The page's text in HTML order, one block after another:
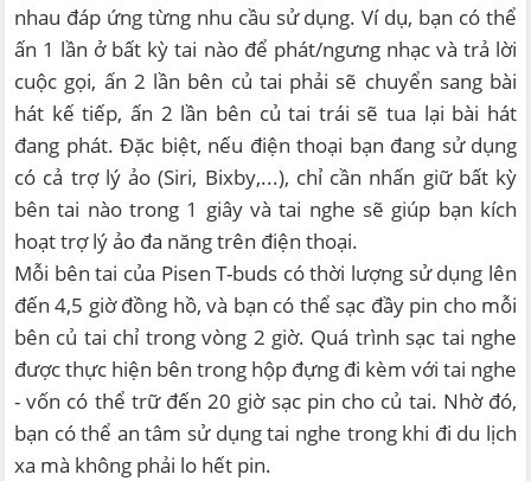
nhau đáp ứng từng nhu cầu sử dụng. Ví dụ, bạn có thể
ấn 1 lần ở bất kỳ tai nào để phát/ngưng nhạc và trả lời
cuộc gọi, ấn 2 lần bên củ tai phải sẽ chuyển sang bài
hát kế tiếp, ấn 2 lần bên củ tai trái sẽ tua lại bài hát
đang phát. Đặc biệt, nếu điện thoại bạn đang sử dụng
có cả trợ lý ảo (Siri, Bixby,...), chỉ cần nhấn giữ bất kỳ
bên tai nào trong 1 giây và tai nghe sẽ giúp bạn kích
hoạt trợ lý ảo đa năng trên điện thoại.
Mỗi bên tai của Pisen T-buds có thời lượng sử dụng lên
đến 4,5 giờ đồng hồ, và bạn có thể sạc đầy pin cho mỗi
bên củ tai chỉ trong vòng 2 giờ. Quá trình sạc tai nghe
được thực hiện bên trong hộp đựng đi kèm với tai nghe
- vốn có thể trữ đến 20 giờ sạc pin cho củ tai. Nhờ đó,
bạn có thể an tâm sử dụng tai nghe trong khi đi du lịch
xa mà không phải lo hết pin.